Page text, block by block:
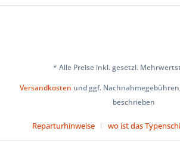
* Alle Preise inkl. gesetzl.
Versandkosten und ggf.
beschrieben
Reparturhinweise
wo ist das